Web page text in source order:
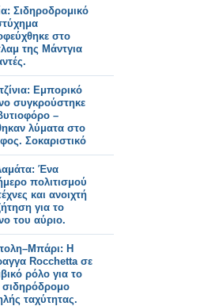
Σιδηροδρομικό
στο
της Μάντγια
Εμπορικό
συγκρούστηκε
–
λύματα στο
Σοκαριστικό
Ένα
πολιτισμού
και ανοιχτή
για το
του αύριο.
Η
Rocchetta σε
ρόλο για το
σιδηρόδρομο
ταχύτητας.